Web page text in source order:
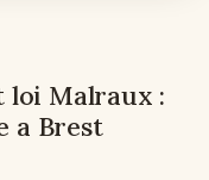
loi Malraux :
a Brest